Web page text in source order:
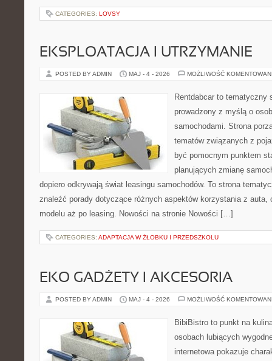
CATEGORIES: LOVSY
EKSPLOATACJA I UTRZYMANIE
POSTED BY ADMIN MAJ - 4 - 2026 MOŻLIWOŚĆ
Rentdabcar to tematyczny
prowadzony z myślą o
samochodami. Strona
tematów związanych z
być pomocnym punktem
planujących zmianę
dopiero odkrywają świat leasingu samochodów. To strona
znaleźć porady dotyczące różnych aspektów korzystania z auta,
modelu aż po leasing. Nowości na stronie Nowości […]
CATEGORIES: ADAPTACJA W ŻŁOBKU I PRZEDSZKOLU
EKO GADŻETY I AKCESORIA
POSTED BY ADMIN MAJ - 4 - 2026 MOŻLIWOŚĆ
BibiBistro to punkt na
osobach lubiących
internetowa pokazuje